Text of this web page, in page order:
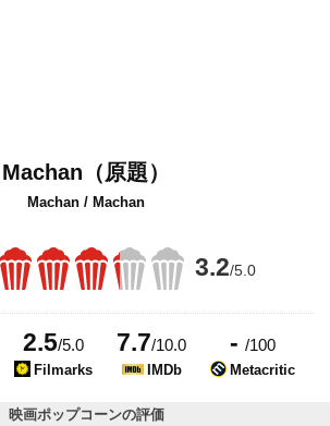
Machan（原題）
Machan / Machan
3.2/5.0
2.5/5.0
Filmarks
7.7/10.0
IMDb
- /100
Metacritic
映画ポップコーンの評価